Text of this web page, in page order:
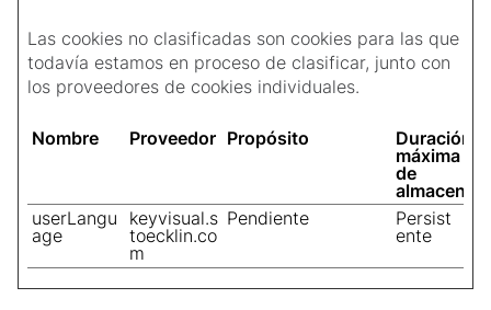
Las cookies no clasificadas son cookies para las que
todavía estamos en proceso de clasificar, junto con
los proveedores de cookies individuales.
Nombre Proveedor Propósito
Duración
máxima
de
userLangu
age
keyvisual.s
toecklin.co
m
Pendiente
Persist
ente